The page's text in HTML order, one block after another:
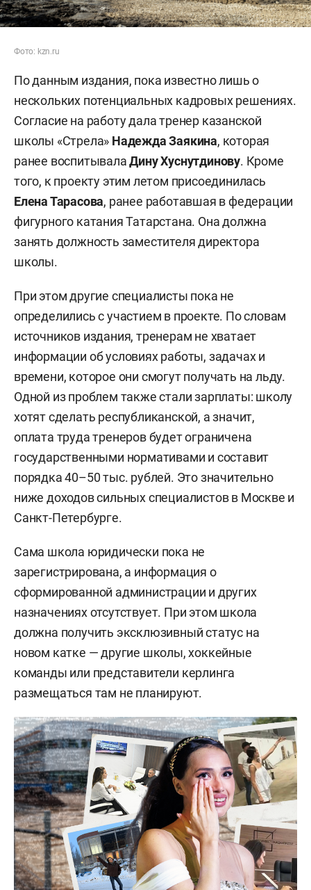
Фото: kzn.ru
По данным издания, пока известно лишь о
нескольких потенциальных кадровых решениях.
Согласие на работу дала тренер казанской
школы «Стрела» Надежда Заякина, которая
ранее воспитывалаДину Хуснутдинову. Кроме
того, к проекту этим летом присоединилась
Елена Тарасова, ранее работавшая в федерации
фигурного катания Татарстана. Она должна
занять должность заместителя директора
школы.
При этом другие специалисты пока не
определились с участием в проекте. По словам
источников издания, тренерам не хватает
информации об условиях работы, задачах и
времени, которое они смогут получать на льду.
Одной из проблем также стали зарплаты: школу
хотят сделать республиканской, а значит,
оплата труда тренеров будет ограничена
государственными нормативами и составит
порядка 40–50 тыс. рублей. Это значительно
ниже доходов сильных специалистов в Москве и
Санкт-Петербурге.
Сама школа юридически пока не
зарегистрирована, а информация о
сформированной администрации и других
назначениях отсутствует. При этом школа
должна получить эксклюзивный статус на
новом катке — другие школы, хоккейные
команды или представители керлинга
размещаться там не планируют.